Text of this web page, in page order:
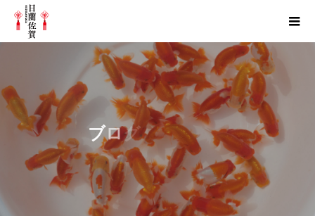
ブログアー